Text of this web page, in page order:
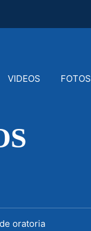
VIDEOS FOTOS
oratoria